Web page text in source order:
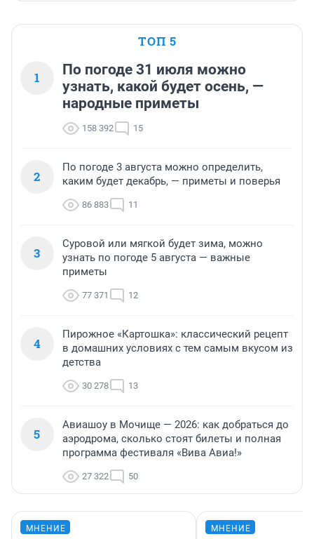
ТОП 5
1
По погоде 31 июля можно
узнать, какой будет осень, —
народные приметы
158 392 15
2
По погоде 3 августа можно определить,
каким будет декабрь, — приметы и поверья
86 883 11
3
Суровой или мягкой будет зима, можно
узнать по погоде 5 августа — важные
приметы
77 371 12
4
Пирожное «Картошка»: классический рецепт
в домашних условиях с тем самым вкусом из
детства
30 278 13
5
Авиашоу в Мочище — 2026: как добраться до
аэродрома, сколько стоят билеты и полная
программа фестиваля «Вива Авиа!»
27 322 50
МНЕНИЕ МНЕНИЕ